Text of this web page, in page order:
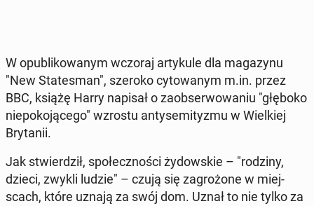
W opu­bli­ko­wa­nym wczoraj ar­ty­ku­le dla ma­ga­zy­nu
"New Sta­te­sman", szeroko cy­to­wa­nym m.in. przez
BBC, książę Harry napisał o za­ob­ser­wo­wa­niu "głęboko
nie­po­ko­ją­ce­go" wzrostu an­ty­se­mi­ty­zmu w Wiel­kiej
Bry­ta­nii.
Jak stwier­dził, spo­łecz­no­ści ży­dow­skie – "rodziny,
dzieci, zwykli ludzie" – czują się za­gro­żo­ne w miej­
scach, które uznają za swój dom. Uznał to nie tylko za